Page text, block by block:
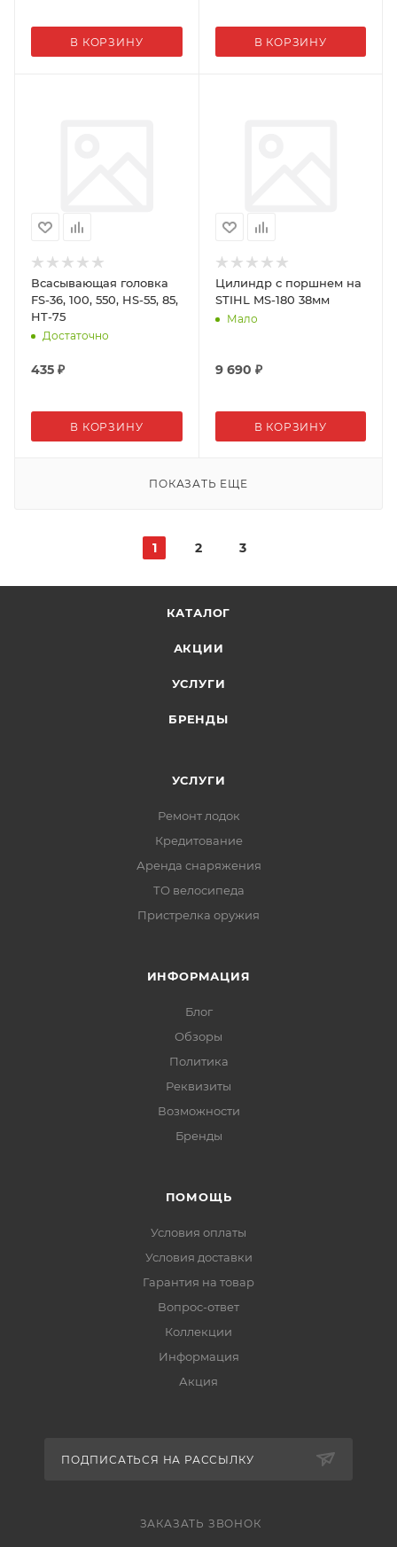
В КОРЗИНУ В КОРЗИНУ
Всасывающая головка
FS-36, 100, 550, HS-55, 85,
HT-75
Достаточно
435 ₽
В КОРЗИНУ
Цилиндр с поршнем на
STIHL MS-180 38мм
Мало
9 690 ₽
В КОРЗИНУ
ПОКАЗАТЬ ЕЩЕ
1 2 3
КАТАЛОГ
АКЦИИ
УСЛУГИ
БРЕНДЫ
УСЛУГИ
Ремонт лодок
Кредитование
Аренда снаряжения
ТО велосипеда
Пристрелка оружия
ИНФОРМАЦИЯ
Блог
Обзоры
Политика
Реквизиты
Возможности
Бренды
ПОМОЩЬ
Условия оплаты
Условия доставки
Гарантия на товар
Вопрос-ответ
Коллекции
Информация
Акция
ПОДПИСАТЬСЯ НА РАССЫЛКУ
ЗАКАЗАТЬ ЗВОНОК